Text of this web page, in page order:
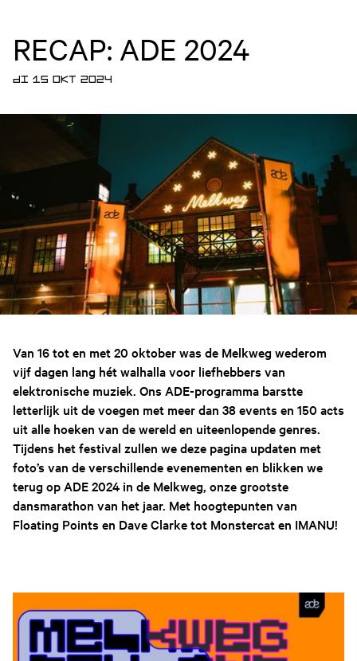
RECAP: ADE 2024
DI 15 OKT 2024
Van 16 tot en met 20 oktober was de Melkweg wederom
vijf dagen lang hét walhalla voor liefhebbers van
elektronische muziek. Ons ADE-programma barstte
letterlijk uit de voegen met meer dan 38 events en 150 acts
uit alle hoeken van de wereld en uiteenlopende genres.
Tijdens het festival zullen we deze pagina updaten met
foto’s van de verschillende evenementen en blikken we
terug op ADE 2024 in de Melkweg, onze grootste
dansmarathon van het jaar. Met hoogtepunten van
Floating Points en Dave Clarke tot Monstercat en IMANU!